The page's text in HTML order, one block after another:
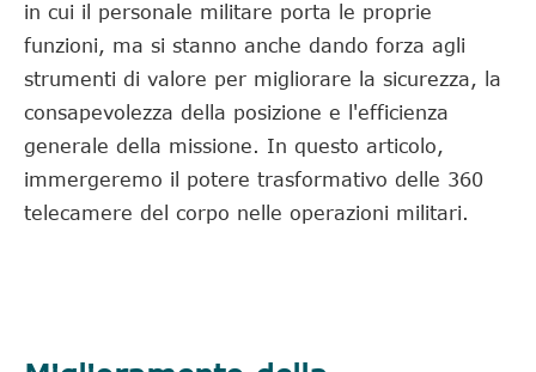
in cui il personale militare porta le proprie
funzioni, ma si stanno anche dando forza agli
strumenti di valore per migliorare la sicurezza, la
consapevolezza della posizione e l'efficienza
generale della missione. In questo articolo,
immergeremo il potere trasformativo delle 360
telecamere del corpo nelle operazioni militari.